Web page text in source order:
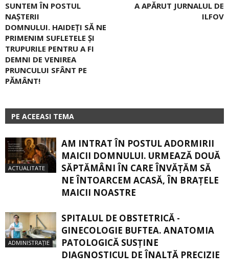
SUNTEM ÎN POSTUL
NAȘTERII
DOMNULUI. HAIDEȚI SĂ NE
PRIMENIM SUFLETELE ȘI
TRUPURILE PENTRU A FI
DEMNI DE VENIREA
PRUNCULUI SFÂNT PE
PĂMÂNT!
A APĂRUT JURNALUL DE
ILFOV
PE ACEEASI TEMA
ACTUALITATE
AM INTRAT ÎN POSTUL ADORMIRII
MAICII DOMNULUI. URMEAZĂ DOUĂ
SĂPTĂMÂNI ÎN CARE ÎNVĂŢĂM SĂ
NE ÎNTOARCEM ACASĂ, ÎN BRAŢELE
MAICII NOASTRE
ADMINISTRAȚIE
SPITALUL DE OBSTETRICĂ -
GINECOLOGIE BUFTEA. ANATOMIA
PATOLOGICĂ SUSŢINE
DIAGNOSTICUL DE ÎNALTĂ PRECIZIE